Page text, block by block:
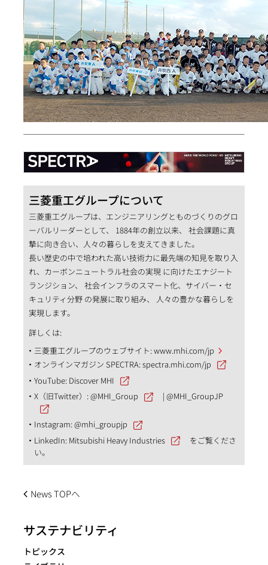
三菱重工グループについて
三菱重工グループは、エンジニアリングとものづくりのグロ
ーバルリーダーとして、 1884年の創立以来、 社会課題に真
摯に向き合い、人々の暮らしを支えてきました。
長い歴史の中で培われた高い技術力に最先端の知見を取り入
れ、カーボンニュートラル社会の実現 に向けたエナジート
ランジション、 社会インフラのスマート化、サイバー・セ
キュリティ分野 の発展に取り組み、 人々の豊かな暮らしを
実現します。
詳しくは:
三菱重工グループのウェブサイト:www.mhi.com/jp
オンラインマガジン SPECTRA:spectra.mhi.com/jp
YouTube: Discover MHI
X（旧Twitter）:@MHI_Group |@MHI_GroupJP
Instagram:@mhi_groupjp
LinkedIn: Mitsubishi Heavy Industries
をご覧くださ
い。
News TOPへ
サステナビリティ
トピックス